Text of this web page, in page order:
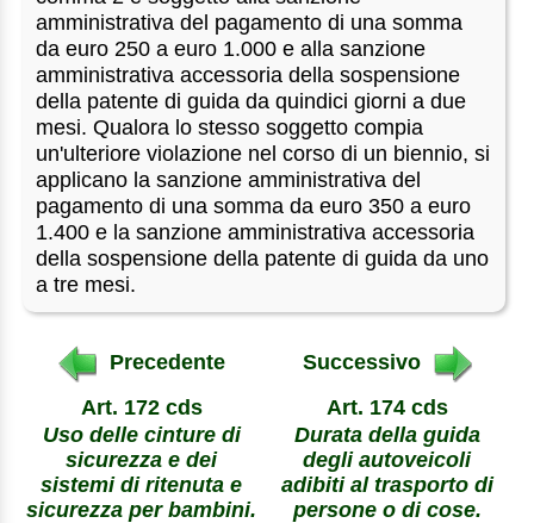
amministrativa del pagamento di una somma
da euro 250 a euro 1.000 e alla sanzione
amministrativa accessoria della sospensione
della patente di guida da quindici giorni a due
mesi. Qualora lo stesso soggetto compia
un'ulteriore violazione nel corso di un biennio, si
applicano la sanzione amministrativa del
pagamento di una somma da euro 350 a euro
1.400 e la sanzione amministrativa accessoria
della sospensione della patente di guida da uno
a tre mesi.
Precedente
Art. 172 cds
Uso delle cinture di
sicurezza e dei
sistemi di ritenuta e
sicurezza per bambini.
Successivo
Art. 174 cds
Durata della guida
degli autoveicoli
adibiti al trasporto di
persone o di cose.